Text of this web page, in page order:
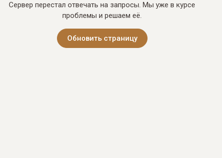
Сервер перестал отвечать на запросы. Мы уже в курсе
проблемы и решаем её.
Обновить страницу